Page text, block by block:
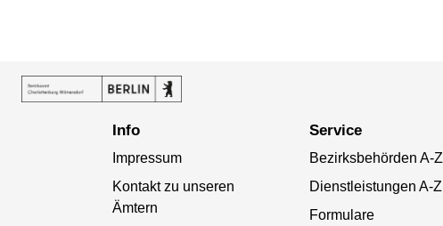
Info
Impressum
Kontakt zu unseren
Ämtern
Service
Bezirksbehörden A-Z
Dienstleistungen A-Z
Formulare